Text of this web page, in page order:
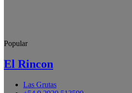
Popular
El Rincon
Las Grutas